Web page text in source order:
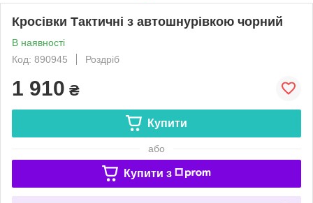
Кросівки Тактичні з автошнурівкою чорний
В наявності
Код: 890945
Роздріб
1 910 ₴
Купити
або
Купити з